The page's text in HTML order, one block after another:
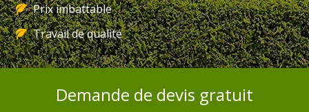
Prix imbattable
Travail de qualité
Demande de devis gratuit